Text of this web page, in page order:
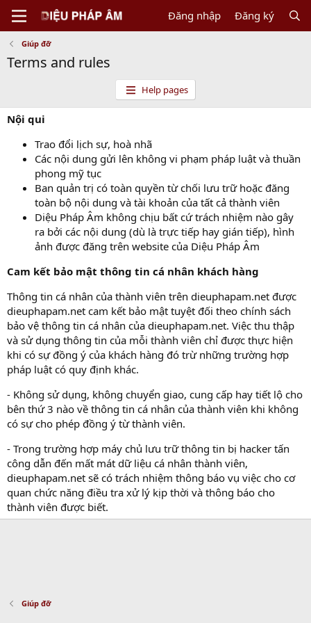
Đăng nhập Đăng ký
Giúp đỡ
Terms and rules
Help pages
Nội qui
Trao đổi lịch sự, hoà nhã
Các nội dung gửi lên không vi phạm pháp luật và thuần
phong mỹ tục
Ban quản trị có toàn quyền từ chối lưu trữ hoặc đăng
toàn bộ nội dung và tài khoản của tất cả thành viên
Diệu Pháp Âm không chịu bất cứ trách nhiệm nào gây
ra bởi các nội dung (dù là trực tiếp hay gián tiếp), hình
ảnh được đăng trên website của Diệu Pháp Âm
Cam kết bảo mật thông tin cá nhân khách hàng
Thông tin cá nhân của thành viên trên dieuphapam.net được
dieuphapam.net cam kết bảo mật tuyệt đối theo chính sách
bảo vệ thông tin cá nhân của dieuphapam.net. Việc thu thập
và sử dụng thông tin của mỗi thành viên chỉ được thực hiện
khi có sự đồng ý của khách hàng đó trừ những trường hợp
pháp luật có quy định khác.
- Không sử dụng, không chuyển giao, cung cấp hay tiết lộ cho
bên thứ 3 nào về thông tin cá nhân của thành viên khi không
có sự cho phép đồng ý từ thành viên.
- Trong trường hợp máy chủ lưu trữ thông tin bị hacker tấn
công dẫn đến mất mát dữ liệu cá nhân thành viên,
dieuphapam.net sẽ có trách nhiệm thông báo vụ việc cho cơ
quan chức năng điều tra xử lý kịp thời và thông báo cho
thành viên được biết.
Giúp đỡ